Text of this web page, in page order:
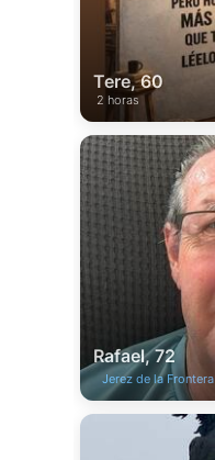
Tere, 60
2 horas
Rafael, 72
Jerez de la Frontera